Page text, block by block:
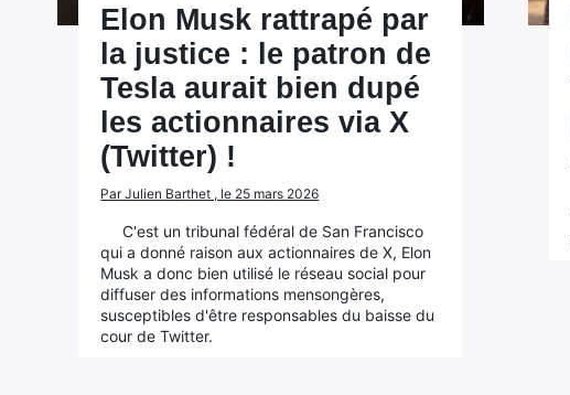
Elon Musk rattrapé par
la justice : le patron de
Tesla aurait bien dupé
les actionnaires via X
(Twitter) !
Par Julien Barthet , le 25 mars 2026
C'est un tribunal fédéral de San Francisco
qui a donné raison aux actionnaires de X, Elon
Musk a donc bien utilisé le réseau social pour
diffuser des informations mensongères,
susceptibles d'être responsables du baisse du
cour de Twitter.